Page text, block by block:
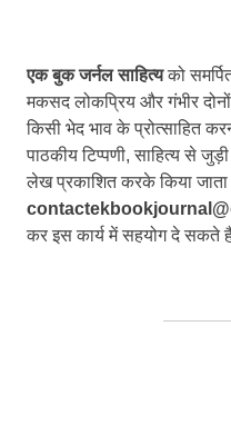
एक बुक जर्नल साहित्यको
मकसद लोकप्रिय और गंभीर
किसी भेद भाव के प्रोत्साहित
पाठकीय टिप्पणी, साहित्य से
लेख प्रकाशित करके किया
कर इस कार्य में सहयोग दे सकते